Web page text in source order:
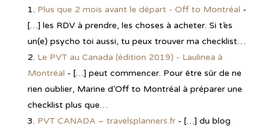
Plus que 2 mois avant le départ - Off to Montréal -
[…] les RDV à prendre, les choses à acheter. Si t’es
un(e) psycho toi aussi, tu peux trouver ma checklist…
Le PVT au Canada (édition 2019) - Laulinea à
Montréal - […] peut commencer. Pour être sûr de ne
rien oublier, Marine d’Off to Montréal à préparer une
checklist plus que…
PVT CANADA – travelsplanners.fr- […] du blog